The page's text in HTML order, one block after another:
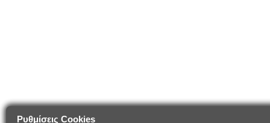
Ρυθμίσεις Cookies